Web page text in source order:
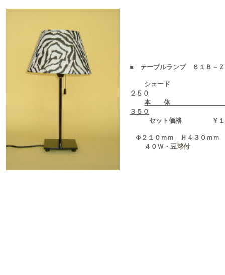
■ テーブルランプ ６１Ｂ－
シェード
２５０
本 体
３５０
セット価格 ￥１２
Φ２１０ｍｍ Ｈ４３０ｍｍ
４０Ｗ・豆球付